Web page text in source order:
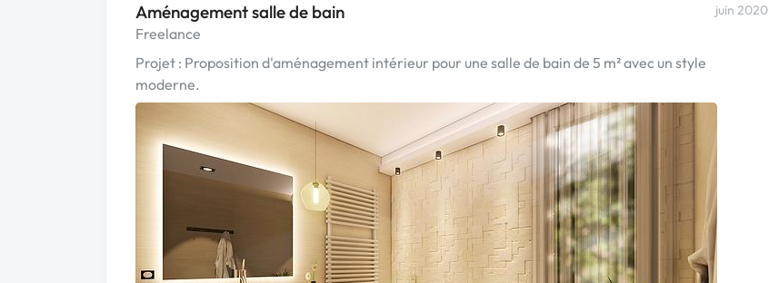
Aménagement salle de bain
Freelance
juin 2020
Projet : Proposition d'aménagement intérieur pour une salle de bain de 5 m² avec un style
moderne.